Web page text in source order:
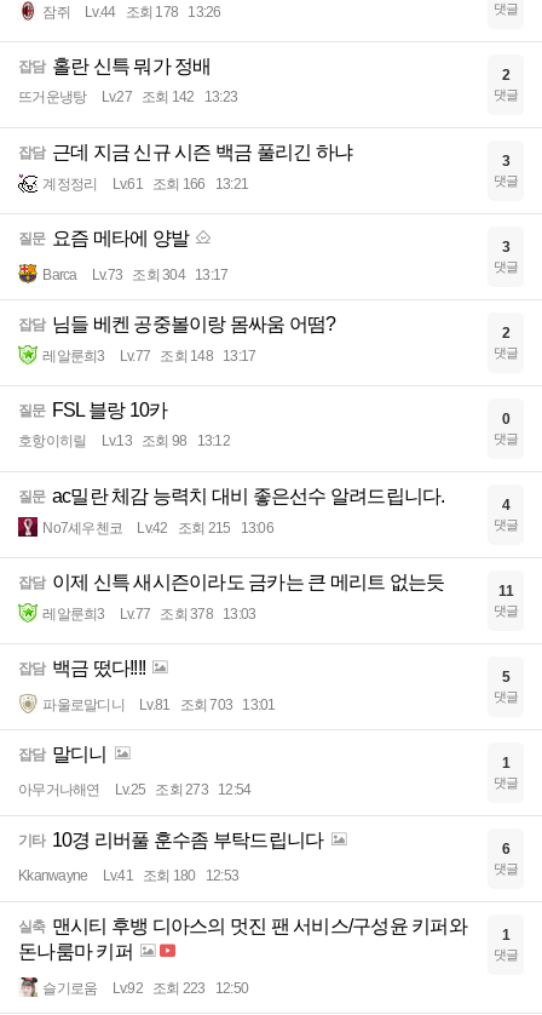
잠쥐 Lv.44 조회 178 13:26 댓글
잡담 홀란 신특 뭐가 정배
뜨거운냉탕 Lv.27 조회 142 13:23
2
댓글
잡담 근데 지금 신규 시즌 백금 풀리긴 하냐
계정정리 Lv.61 조회 166 13:21
3
댓글
질문 요즘 메타에 양발
Barca Lv.73 조회 304 13:17
3
댓글
잡담 님들 베켄 공중볼이랑 몸싸움 어떰?
레알룬희3 Lv.77 조회 148 13:17
2
댓글
질문 FSL 블랑 10카
호항이히릴 Lv.13 조회 98 13:12
0
댓글
질문 ac밀란 체감 능력치 대비 좋은선수 알려드립니다.
No7셰우첸코 Lv.42 조회 215 13:06
4
댓글
잡담 이제 신특 새시즌이라도 금카는 큰 메리트 없는듯
레알룬희3 Lv.77 조회 378 13:03
11
댓글
잡담 백금 떴다!!!!
파울로말디니 Lv.81 조회 703 13:01
5
댓글
잡담 말디니
아무거나해연 Lv.25 조회 273 12:54
1
댓글
기타 10경 리버풀 훈수좀 부탁드립니다
Kkanwayne Lv.41 조회 180 12:53
6
댓글
실축 맨시티 후뱅 디아스의 멋진 팬 서비스/구성윤 키퍼와
돈나룸마 키퍼
슬기로움 Lv.92 조회 223 12:50
1
댓글